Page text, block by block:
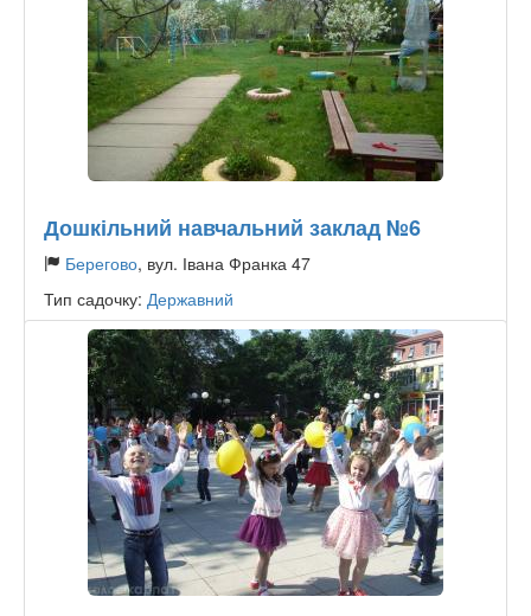
Дошкільний навчальний заклад №6
Берегово, вул. Івана Франка 47
Тип садочку: Державний